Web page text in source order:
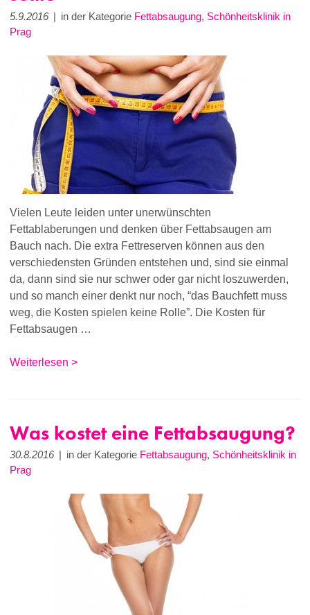
5.9.2016 | in der Kategorie Fettabsaugung, Schönheitsklinik in
Prag
Vielen Leute leiden unter unerwünschten
Fettablaberungen und denken über Fettabsaugen am
Bauch nach. Die extra Fettreserven können aus den
verschiedensten Gründen entstehen und, sind sie einmal
da, dann sind sie nur schwer oder gar nicht loszuwerden,
und so manch einer denkt nur noch, “das Bauchfett muss
weg, die Kosten spielen keine Rolle”. Die Kosten für
Fettabsaugen …
Weiterlesen >
Was kostet eine Fettabsaugung?
30.8.2016 | in der Kategorie Fettabsaugung, Schönheitsklinik in
Prag